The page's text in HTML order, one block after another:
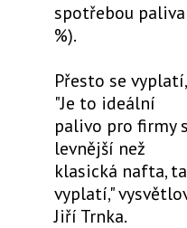
spotřebou
%).
Přesto se
"Je to ideální
palivo pro firmy
levnější než
klasická nafta,
vyplatí,"
Jiří Trnka.